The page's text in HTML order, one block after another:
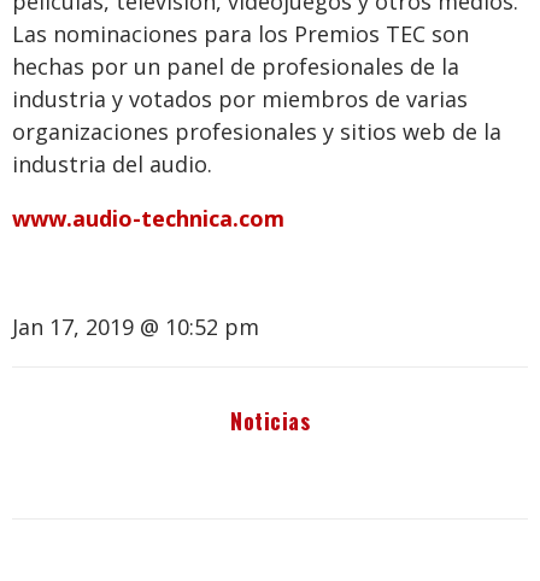
Las nominaciones para los Premios TEC son
hechas por un panel de profesionales de la
industria y votados por miembros de varias
organizaciones profesionales y sitios web de la
industria del audio.
www.audio-technica.com
Jan 17, 2019 @ 10:52 pm
Noticias